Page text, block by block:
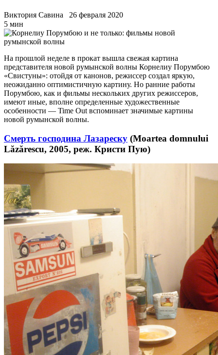
Виктория Савина
26 февраля 2020
5 мин
На прошлой неделе в прокат вышла свежая картина
представителя новой румынской волны Корнелиу Порумбою
«Свистуны»: отойдя от канонов, режиссер создал яркую,
неожиданно оптимистичную картину. Но ранние работы
Порумбою, как и фильмы нескольких других режиссеров,
имеют иные, вполне определенные художественные
особенности — Time Out вспоминает значимые картины
новой румынской волны.
Смерть господина Лазареску (Moartea domnului
Lăzărescu, 2005, реж. Кристи Пую)